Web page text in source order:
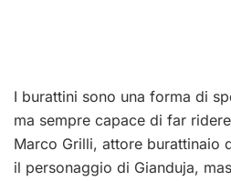
I burattini sono una forma di
ma sempre capace di far
Marco Grilli, attore burattinaio
il personaggio di Gianduja,